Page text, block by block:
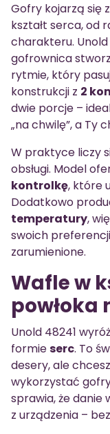
Gofry kojarzą się
kształt serca, od
charakteru.
gofrownica
rytmie, który
konstrukcji z 2
dwie porcje –
„na chwilę”, a Ty
W praktyce liczy
obsługi. Model
kontrolkę, które
Dodatkowo
temperatury,
swoich
zarumienione.
Wafle w
powłoka
Unold 48241
formieserc. To
desery, ale
wykorzystać
sprawia, że danie
z urządzenia –